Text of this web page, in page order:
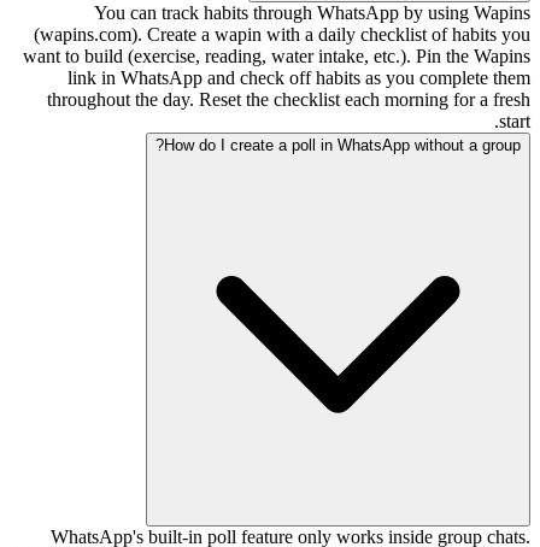
You can track habits through WhatsApp by using Wapins
(wapins.com). Create a wapin with a daily checklist of habits you
want to build (exercise, reading, water intake, etc.). Pin the Wapins
link in WhatsApp and check off habits as you complete them
throughout the day. Reset the checklist each morning for a fresh
start.
How do I create a poll in WhatsApp without a group?
WhatsApp's built-in poll feature only works inside group chats.